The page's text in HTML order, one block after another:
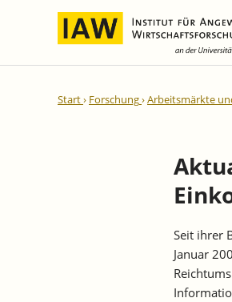
Regionale
IAW-
IAW-
IAW-Policy
IAW-Impulse
IAW-News
Mitarbeiterinnen
Research Fellows
Sekretariat und
Studentische
Start Forschung Arbeitsmärkte
Seit ihrer
Januar